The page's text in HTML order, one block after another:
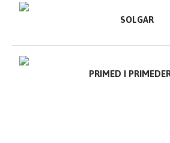
SOLGAR
PRIMED I